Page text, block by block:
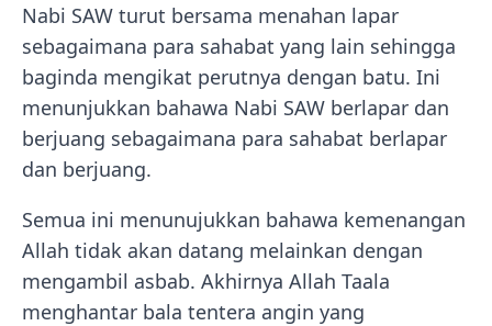
Nabi SAW turut bersama menahan lapar
sebagaimana para sahabat yang lain sehingga
baginda mengikat perutnya dengan batu. Ini
menunjukkan bahawa Nabi SAW berlapar dan
berjuang sebagaimana para sahabat berlapar
dan berjuang.
Semua ini menunujukkan bahawa kemenangan
Allah tidak akan datang melainkan dengan
mengambil asbab. Akhirnya Allah Taala
menghantar bala tentera angin yang